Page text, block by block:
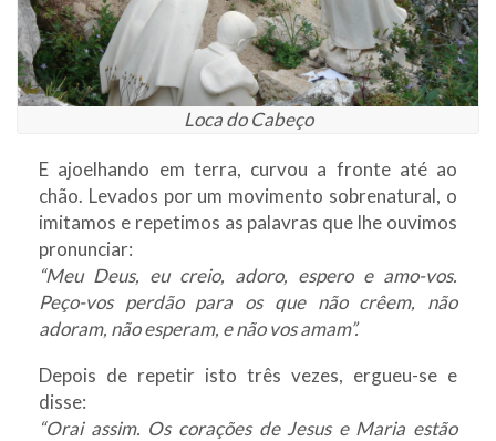
Loca do Cabeço
E ajoelhando em terra, curvou a fronte até ao
chão. Levados por um movimento sobrenatural, o
imitamos e repetimos as palavras que lhe ouvimos
pronunciar:
“Meu Deus, eu creio, adoro, espero e amo-vos.
Peço-vos perdão para os que não crêem, não
adoram, não esperam, e não vos amam”.
Depois de repetir isto três vezes, ergueu-se e
disse:
“Orai assim. Os corações de Jesus e Maria estão